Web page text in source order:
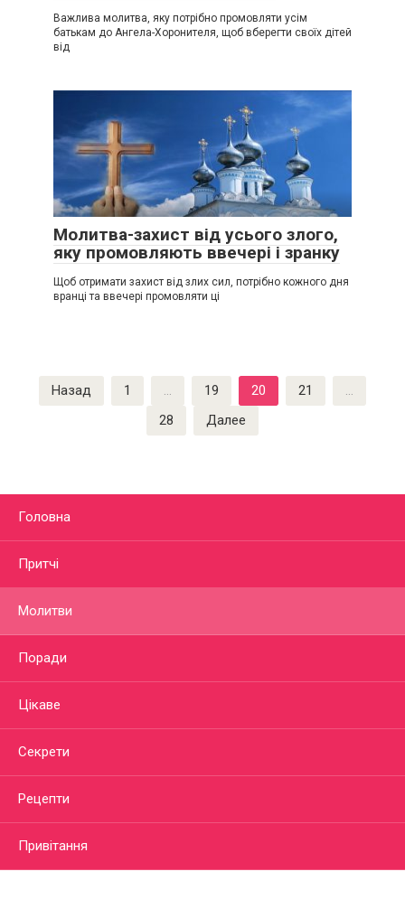
Важлива молитва, яку потрібно промовляти усім
батькам до Ангела-Хоронителя, щоб вберегти своїх дітей
від
Молитва-захист від усього злого,
яку промовляють ввечері і зранку
Щоб отримати захист від злих сил, потрібно кожного дня
вранці та ввечері промовляти ці
Пагинация
записей
Назад 1 … 19 20 21
…
28
Далее
Головна
Притчі
Молитви
Поради
Цікаве
Секрети
Рецепти
Привітання